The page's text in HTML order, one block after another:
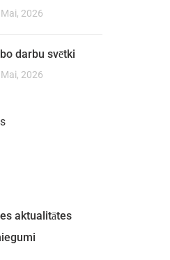
2026
darbu svētki
2026
aktualitātes